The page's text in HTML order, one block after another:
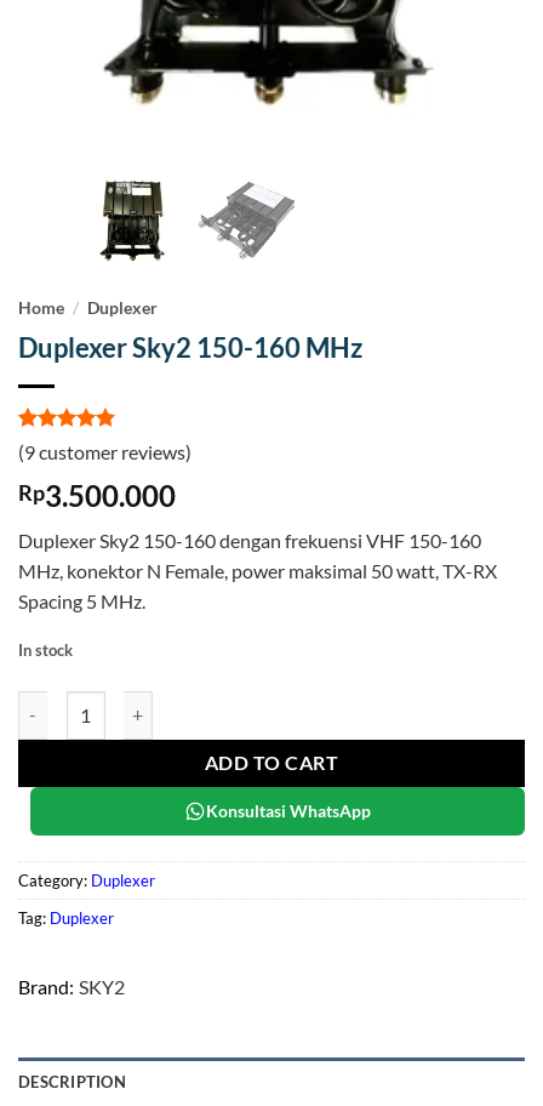
Home / Duplexer
Duplexer Sky2 150-160 MHz
Rated5
out of 5
based on
9
customer
(9customer reviews)
Rp3.500.000
Duplexer Sky2 150-160 dengan frekuensi VHF 150-160
MHz, konektor N Female, power maksimal 50 watt, TX-RX
Spacing 5 MHz.
In stock
ADD TO CART
Konsultasi WhatsApp
Category: Duplexer
Tag: Duplexer
Brand: SKY2
DESCRIPTION